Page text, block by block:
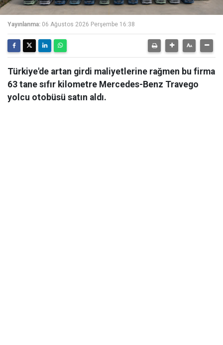
Yayınlanma: 06 Ağustos 2026 Perşembe 16:38
Türkiye'de artan girdi maliyetlerine rağmen bu firma
63 tane sıfır kilometre Mercedes-Benz Travego
yolcu otobüsü satın aldı.